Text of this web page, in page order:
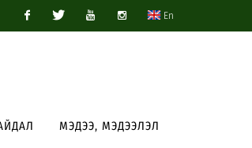
En
МЭДЭЭ, МЭДЭЭЛЭЛ